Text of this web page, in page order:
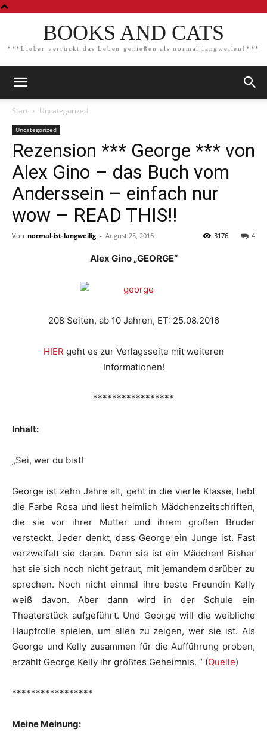
BOOKS AND CATS
***Lieber verrückt das Leben genießen als normal langweilen!***
Start Uncategorized
Uncategorized
Rezension *** George *** von
Alex Gino – das Buch vom
Anderssein – einfach nur
wow – READ THIS!!
Von normal-ist-langweilig - August 25, 2016 4
3176
Alex Gino „GEORGE“
208 Seiten, ab 10 Jahren, ET: 25.08.2016
HIER geht es zur Verlagsseite mit weiteren
Informationen!
*****************
Inhalt:
„Sei, wer du bist!
George ist zehn Jahre alt, geht in die vierte Klasse, liebt
die Farbe Rosa und liest heimlich Mädchenzeitschriften,
die sie vor ihrer Mutter und ihrem großen Bruder
versteckt. Jeder denkt, dass George ein Junge ist. Fast
verzweifelt sie daran. Denn sie ist ein Mädchen! Bisher
hat sie sich noch nicht getraut, mit jemandem darüber zu
sprechen. Noch nicht einmal ihre beste Freundin Kelly
weiß davon. Aber dann wird in der Schule ein
Theaterstück aufgeführt. Und George will die weibliche
Hauptrolle spielen, um allen zu zeigen, wer sie ist. Als
George und Kelly zusammen für die Aufführung proben,
erzählt George Kelly ihr größtes Geheimnis. “ (Quelle)
*****************
Meine Meinung: